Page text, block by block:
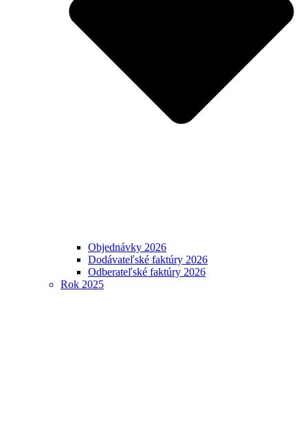
Objednávky 2026
Dodávateľské faktúry 2026
Odberateľské faktúry 2026
Rok 2025